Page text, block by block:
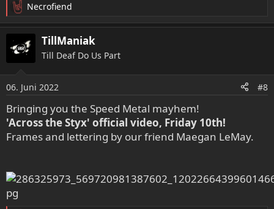
R
e
a
k
n
e
n
:
Necrofiend
TillManiak
Till Deaf Do Us Part
06. Juni 2022 #8
Bringing you the Speed Metal mayhem!
'Across the Styx' official video, Friday 10th!
Frames and lettering by our friend Maegan LeMay.